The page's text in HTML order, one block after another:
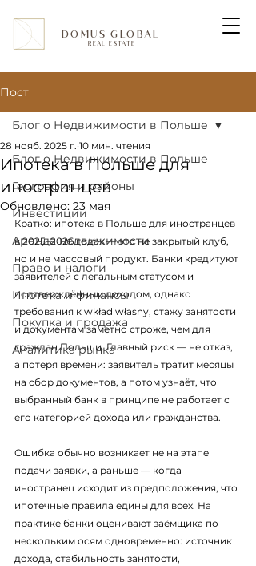
DOMUS GLOBAL
REAL ESTATE
Пост
Блог о Недвижимости в Польше
География и районы
Инвестиции
Аренда недвижимости
Право и налоги
Ипотека и финансы
Покупка и продажа
Аналитика рынка
Блог о Недвижимости в Польше
Ипотека в Польше для
иностранцев
28 нояб. 2025 г. 10 мин. чтения
Обновлено: 23 мая
Кратко: ипотека в Польше для иностранцев
в 2025–2026 годах — это не закрытый клуб,
но и не массовый продукт. Банки кредитуют
заявителей с легальным статусом и
подтверждённым доходом, однако
требования к wkład własny, стажу занятости
и документам заметно строже, чем для
граждан Польши. Главный риск — не отказ,
а потеря времени: заявитель тратит месяцы
на сбор документов, а потом узнаёт, что
выбранный банк в принципе не работает с
его категорией дохода или гражданства.
Ошибка обычно возникает не на этапе
подачи заявки, а раньше — когда
иностранец исходит из предположения, что
ипотечные правила едины для всех. На
практике банки оценивают заёмщика по
нескольким осям одновременно: источник
дохода, стабильность занятости,